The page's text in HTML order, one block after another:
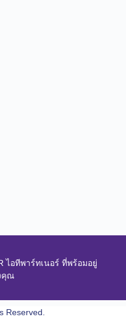
ไอทีพาร์ทเนอร์ ที่พร้อมอยู่
คุณ
Reserved.